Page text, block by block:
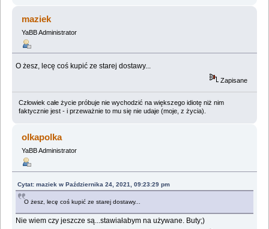
maziek
YaBB Administrator
O żesz, lecę coś kupić ze starej dostawy...
Zapisane
Człowiek całe życie próbuje nie wychodzić na większego idiotę niż nim
faktycznie jest - i przeważnie to mu się nie udaje (moje, z życia).
olkapolka
YaBB Administrator
Cytat: maziek w Października 24, 2021, 09:23:29 pm
O żesz, lecę coś kupić ze starej dostawy...
Nie wiem czy jeszcze są...stawiałabym na używane. Buty;)